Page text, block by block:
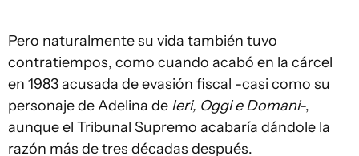
Pero naturalmente su vida también tuvo
contratiempos, como cuando acabó en la cárcel
en 1983 acusada de evasión fiscal -casi como su
personaje de Adelina de Ieri, Oggi e Domani-,
aunque el Tribunal Supremo acabaría dándole la
razón más de tres décadas después.